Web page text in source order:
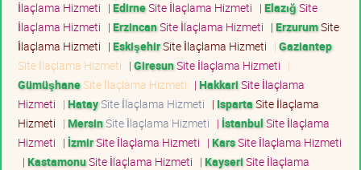
İlaçlama Hizmeti | EdirneSite İlaçlama Hizmeti | ElazığSite
İlaçlama Hizmeti | ErzincanSite İlaçlama Hizmeti | ErzurumSite
İlaçlama Hizmeti | EskişehirSite İlaçlama Hizmeti | Gaziantep
Site İlaçlama Hizmeti | GiresunSite İlaçlama Hizmeti |
GümüşhaneSite İlaçlama Hizmeti | HakkariSite İlaçlama
Hizmeti | HataySite İlaçlama Hizmeti | IspartaSite İlaçlama
Hizmeti | MersinSite İlaçlama Hizmeti | İstanbulSite İlaçlama
Hizmeti | İzmirSite İlaçlama Hizmeti | KarsSite İlaçlama Hizmeti
| KastamonuSite İlaçlama Hizmeti | KayseriSite İlaçlama